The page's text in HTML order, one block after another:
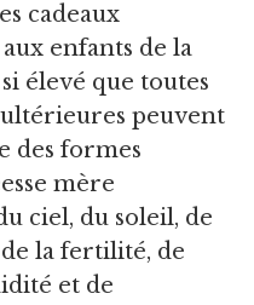
cadeaux
enfants de la
élevé que toutes
ultérieures peuvent
des formes
mère
ciel, du soleil, de
la fertilité, de
et de